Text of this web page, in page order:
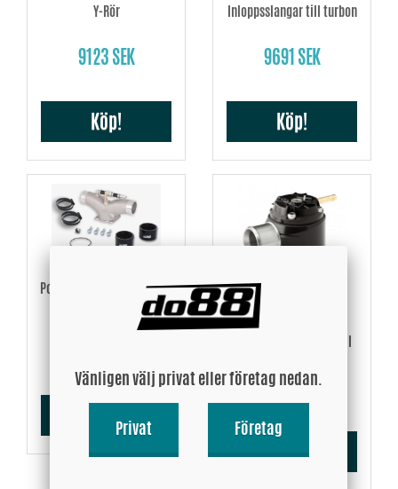
Y-Rör
9123 SEK
Köp!
Inloppsslangar till turbon
9691 SEK
Köp!
Porsche 997.2 Turbo 2010-
Köp!
GFB, DV+ T9302 SXV
Återcirkulerande ventil
2375 SEK
Köp!
Vänligen välj privat eller företag nedan.
Privat Företag